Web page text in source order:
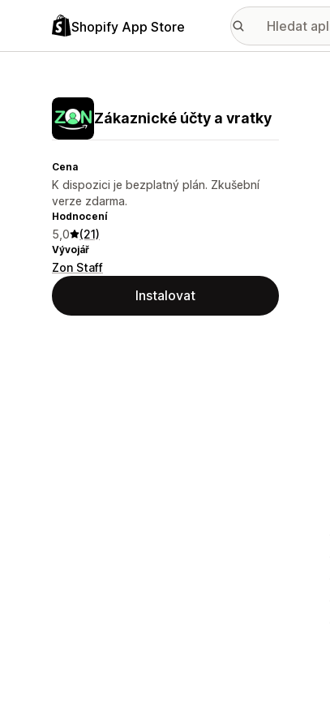
Shopify App Store
Zákaznické účty a vratky
Cena
K dispozici je bezplatný plán. Zkušební
verze zdarma.
Hodnocení
5,0 (21)
Vývojář
Zon Staff
Instalovat